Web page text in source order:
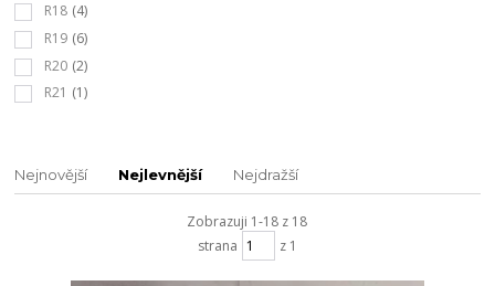
R18 (4)
R19 (6)
R20 (2)
R21 (1)
Nejnovější Nejlevnější Nejdražší
Zobrazuji 1-18 z 18
strana
z 1